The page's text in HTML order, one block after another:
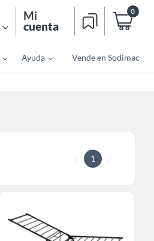
Mi
cuenta
0
Ayuda Vende en Sodimac
1